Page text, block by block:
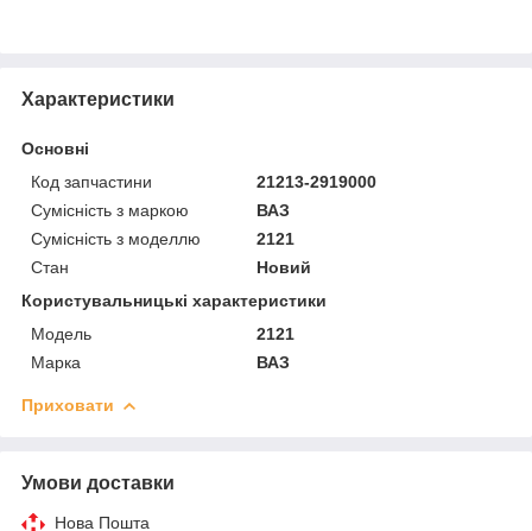
Характеристики
Основні
Код запчастини
21213-2919000
Сумісність з маркою
ВАЗ
Сумісність з моделлю
2121
Стан
Новий
Користувальницькі характеристики
Мoдель
2121
Марка
ВАЗ
Приховати
Умови доставки
Нова Пошта